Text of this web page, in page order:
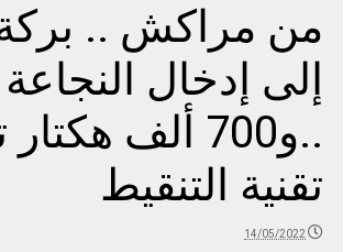
من مراكش ..
إلى إدخال النجاعة
..و700 ألف
تقنية التنقيط
14/05/2022